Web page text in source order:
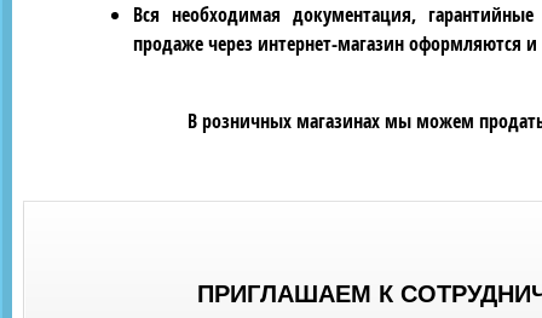
Вся необходимая документация,
продаже через интернет-магазин оформляются
В розничных магазинах мы можем
ПРИГЛАШАЕМ К